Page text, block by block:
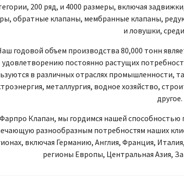
200 ряд, и 4000 размеры, включая
обратные клапаны, мембранные клапаны,
и ловушки,
годовой объем производства 80,000 тонн
удовлетворению постоянно растущих
в различных отраслях промышленности,
металлургия, водное хозяйство,
другое.
Клапан, мы гордимся нашей
разнообразным потребностям наших
включая Германию, Англия, Франция,
регионы Европы, Центральная Азия,